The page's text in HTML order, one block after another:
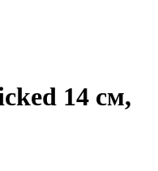
14 см,